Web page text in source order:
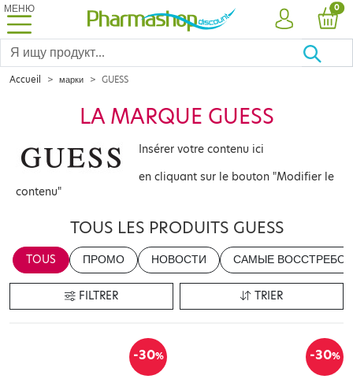
МЕНЮ
УЧЕТНАЯ
0
Accueil марки GUESS
LA MARQUE GUESS
Insérer votre contenu ici
en cliquant sur le bouton "Modifier le
contenu"
TOUS LES PRODUITS GUESS
TOUS ПРОМО НОВОСТИ САМЫЕ
FILTRER TRIER
-30% -30%